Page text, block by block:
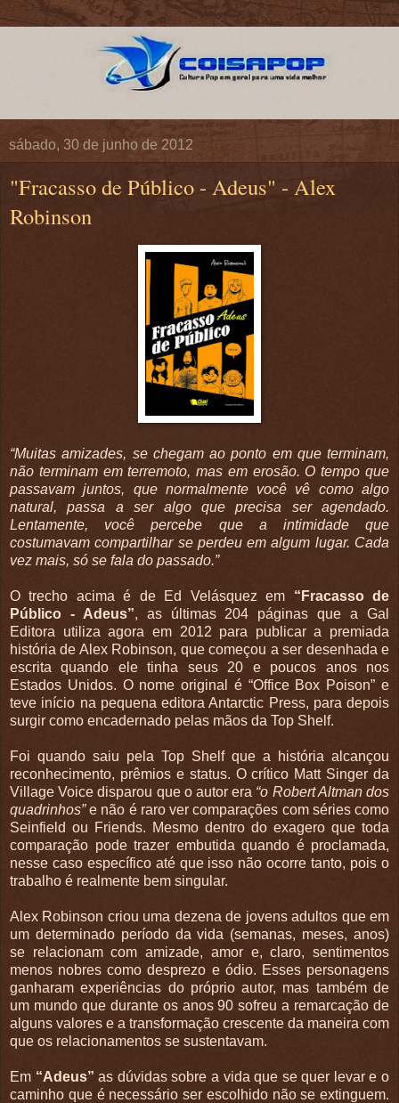
sábado, 30 de junho de 2012
"Fracasso de Público - Adeus" - Alex
Robinson
“Muitas amizades, se chegam ao ponto em que terminam,
não terminam em terremoto, mas em erosão. O tempo que
passavam juntos, que normalmente você vê como algo
natural, passa a ser algo que precisa ser agendado.
Lentamente, você percebe que a intimidade que
costumavam compartilhar se perdeu em algum lugar. Cada
vez mais, só se fala do passado.”
O trecho acima é de Ed Velásquez em “Fracasso de
Público - Adeus”, as últimas 204 páginas que a Gal
Editora utiliza agora em 2012 para publicar a premiada
história de Alex Robinson, que começou a ser desenhada e
escrita quando ele tinha seus 20 e poucos anos nos
Estados Unidos. O nome original é “Office Box Poison” e
teve início na pequena editora Antarctic Press, para depois
surgir como encadernado pelas mãos da Top Shelf.
Foi quando saiu pela Top Shelf que a história alcançou
reconhecimento, prêmios e status. O crítico Matt Singer da
Village Voice disparou que o autor era “o Robert Altman dos
quadrinhos”e não é raro ver comparações com séries como
Seinfield ou Friends. Mesmo dentro do exagero que toda
comparação pode trazer embutida quando é proclamada,
nesse caso específico até que isso não ocorre tanto, pois o
trabalho é realmente bem singular.
Alex Robinson criou uma dezena de jovens adultos que em
um determinado período da vida (semanas, meses, anos)
se relacionam com amizade, amor e, claro, sentimentos
menos nobres como desprezo e ódio. Esses personagens
ganharam experiências do próprio autor, mas também de
um mundo que durante os anos 90 sofreu a remarcação de
alguns valores e a transformação crescente da maneira com
que os relacionamentos se sustentavam.
Em “Adeus” as dúvidas sobre a vida que se quer levar e o
caminho que é necessário ser escolhido não se extinguem.